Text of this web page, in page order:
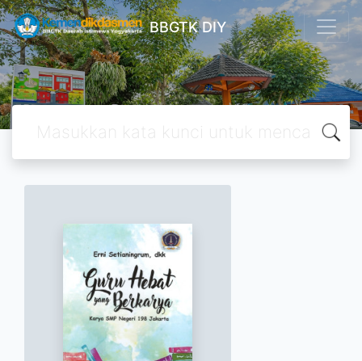
BBGTK DIY